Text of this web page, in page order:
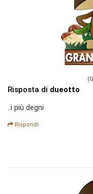
Risposta di dueotto
..i più degni
Rispondi